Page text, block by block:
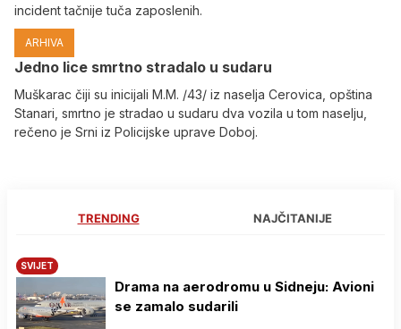
incident tačnije tuča zaposlenih.
ARHIVA
Јedno lice smrtno stradalo u sudaru
Muškarac čiji su inicijali M.M. /43/ iz naselja Cerovica, opština
Stanari, smrtno je stradao u sudaru dva vozila u tom naselju,
rečeno je Srni iz Policijske uprave Doboj.
TRENDING NAJČITANIJE
SVIJET
Drama na aerodromu u Sidneju: Avioni
se zamalo sudarili